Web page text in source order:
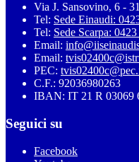
Via J. Sansovino, 6 -
Tel: Sede Einaudi:
Tel: Sede Scarpa:
Email:
Email:
PEC:
C.F.: 92036980263
IBAN: IT 21 R 03069
Seguici su
Facebook